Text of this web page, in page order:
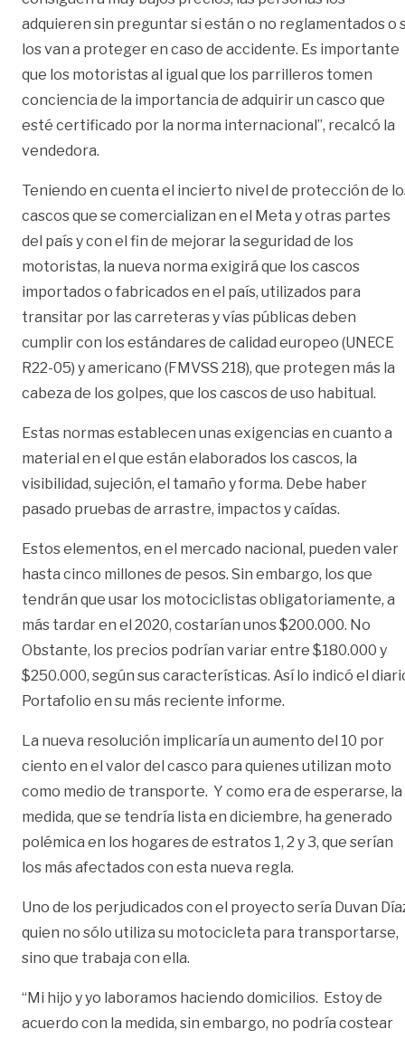
adquieren sin preguntar si están o no reglamentados o
los van a proteger en caso de accidente. Es importante
que los motoristas al igual que los parrilleros tomen
conciencia de la importancia de adquirir un casco que
esté certificado por la norma internacional”, recalcó la
vendedora.
Teniendo en cuenta el incierto nivel de protección de
cascos que se comercializan en el Meta y otras partes
del país y con el fin de mejorar la seguridad de los
motoristas, la nueva norma exigirá que los cascos
importados o fabricados en el país, utilizados para
transitar por las carreteras y vías públicas deben
cumplir con los estándares de calidad europeo (UNECE
R22-05) y americano (FMVSS 218), que protegen más la
cabeza de los golpes, que los cascos de uso habitual.
Estas normas establecen unas exigencias en cuanto a
material en el que están elaborados los cascos, la
visibilidad, sujeción, el tamaño y forma. Debe haber
pasado pruebas de arrastre, impactos y caídas.
Estos elementos, en el mercado nacional, pueden valer
hasta cinco millones de pesos. Sin embargo, los que
tendrán que usar los motociclistas obligatoriamente, a
más tardar en el 2020, costarían unos $200.000. No
Obstante, los precios podrían variar entre $180.000 y
$250.000, según sus características. Así lo indicó el
Portafolio en su más reciente informe.
La nueva resolución implicaría un aumento del 10 por
ciento en el valor del casco para quienes utilizan moto
como medio de transporte. Y como era de esperarse, la
medida, que se tendría lista en diciembre, ha generado
polémica en los hogares de estratos 1, 2 y 3, que serían
los más afectados con esta nueva regla.
Uno de los perjudicados con el proyecto sería Duvan
quien no sólo utiliza su motocicleta para transportarse,
sino que trabaja con ella.
“Mi hijo y yo laboramos haciendo domicilios. Estoy de
acuerdo con la medida, sin embargo, no podría costear